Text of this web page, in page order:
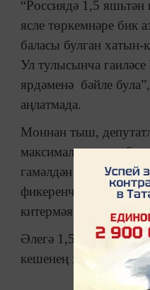
“Россиядә 1,5 яшьтән
ясле төркемнәре бик
баласы булган
Ул тулысынча гаиләсе
ярдәменә бәйле
аңлатмада.
Моннан тыш,
максималь чорын 6
гамәлдән чыгарырга
фикеренчә, “бу чара
китермәячәк”.
Әлегә 1,5 ел бала
кешенең хезмәт